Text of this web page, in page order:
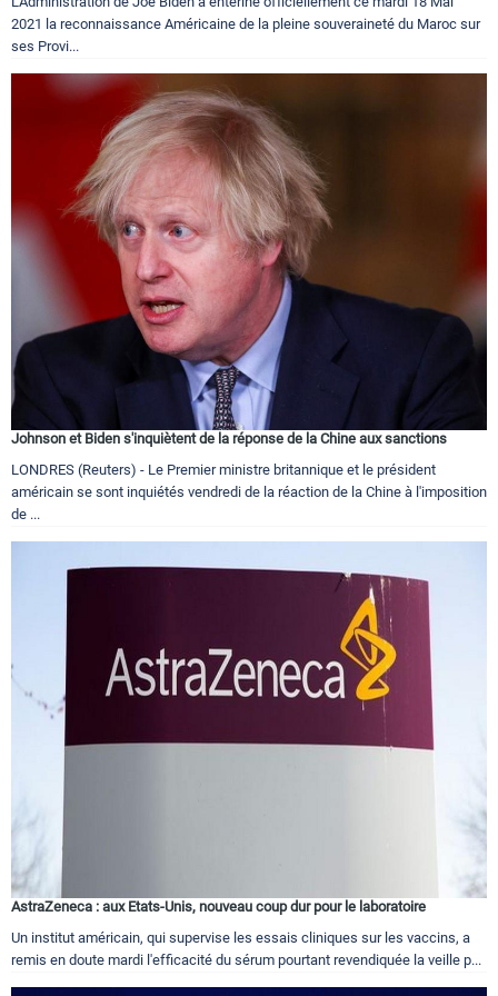
2021 la reconnaissance Américaine de la pleine souveraineté du Maroc sur
ses Provi...
Johnson et Biden s'inquiètent de la réponse de la Chine aux sanctions
LONDRES (Reuters) - Le Premier ministre britannique et le président
américain se sont inquiétés vendredi de la réaction de la Chine à l'imposition
de ...
AstraZeneca : aux Etats-Unis, nouveau coup dur pour le laboratoire
Un institut américain, qui supervise les essais cliniques sur les vaccins, a
remis en doute mardi l'efficacité du sérum pourtant revendiquée la veille p...